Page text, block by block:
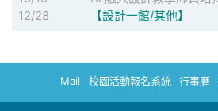
12/28
【設計一館/其他】
Mail 校園活動報名系統 行事曆